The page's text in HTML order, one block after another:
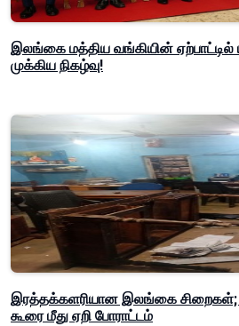
இலங்கை மத்திய வங்கியின் ஏற்பாட்டில்
முக்கிய நிகழ்வு!
இரத்தக்களரியான இலங்கை சிறைகள்;
கூரை மீது ஏறி போராட்டம்